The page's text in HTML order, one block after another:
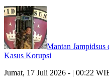
Mantan Jampidsus
Kasus Korupsi
Jumat, 17 Juli 2026 - | 00:22